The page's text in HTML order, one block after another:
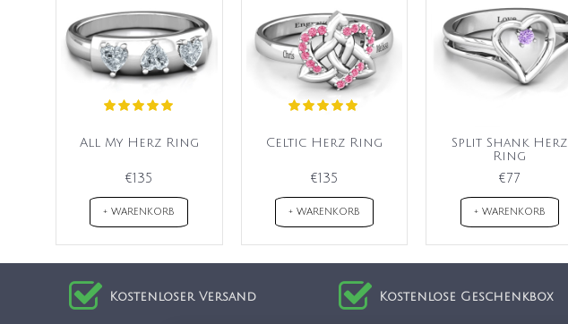
All My Herz Ring
€135
+ WARENKORB
Celtic Herz Ring
€135
+ WARENKORB
Split Shank Herz
Ring
€77
+ WARENKORB
Kostenloser Versand Kostenlose Geschenkbox